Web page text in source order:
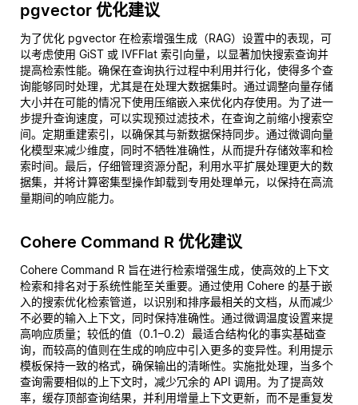
pgvector 优化建议
为了优化 pgvector 在检索增强生成（RAG）设置中的表现，可
以考虑使用 GiST 或 IVFFlat 索引向量，以显著加快搜索查询并
提高检索性能。确保在查询执行过程中利用并行化，使得多个查
询能够同时处理，尤其是在处理大数据集时。通过调整向量存储
大小并在可能的情况下使用压缩嵌入来优化内存使用。为了进一
步提升查询速度，可以实现预过滤技术，在查询之前缩小搜索空
间。定期重建索引，以确保其与新数据保持同步。通过微调向量
化模型来减少维度，同时不牺牲准确性，从而提升存储效率和检
索时间。最后，仔细管理资源分配，利用水平扩展处理更大的数
据集，并将计算密集型操作卸载到专用处理单元，以保持在高流
量期间的响应能力。
Cohere Command R 优化建议
Cohere Command R 旨在进行检索增强生成，使高效的上下文
检索和排名对于系统性能至关重要。通过使用 Cohere 的基于嵌
入的搜索优化检索管道，以识别和排序最相关的文档，从而减少
不必要的输入上下文，同时保持准确性。通过微调温度设置来提
高响应质量；较低的值（0.1–0.2）最适合结构化的事实基础查
询，而较高的值则在生成的响应中引入更多的变异性。利用提示
模板保持一致的格式，确保输出的清晰性。实施批处理，当多个
查询需要相似的上下文时，减少冗余的 API 调用。为了提高效
率，缓存顶部查询结果，并利用增量上下文更新，而不是重复发